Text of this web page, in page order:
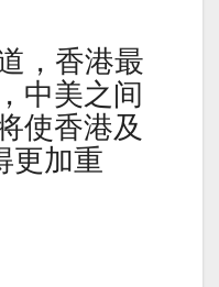
，香港最
中美之间
使香港及
更加重